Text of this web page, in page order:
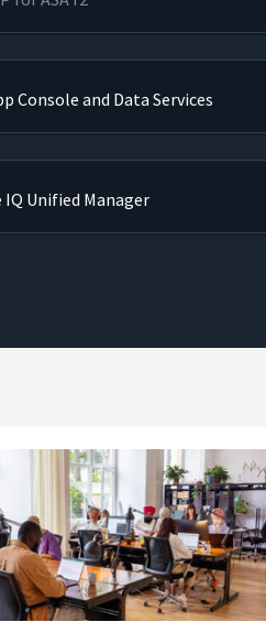
Console and Data Services
IQ Unified Manager